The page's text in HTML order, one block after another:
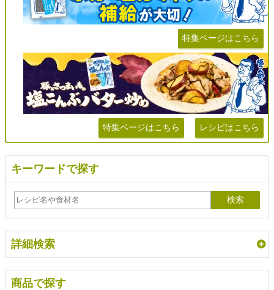
特集ページはこちら
特集ページはこちら レシピはこちら
キーワードで探す
詳細検索
商品で探す